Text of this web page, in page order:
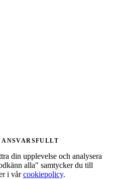
ANSVARSFULLT
din upplevelse och analysera
alla" samtycker du till
i vårcookiepolicy.